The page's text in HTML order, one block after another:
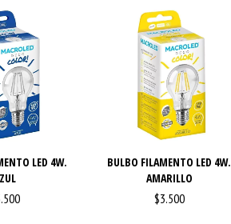
LED 4W.
BULBO FILAMENTO LED 4W.
AMARILLO
$3.500